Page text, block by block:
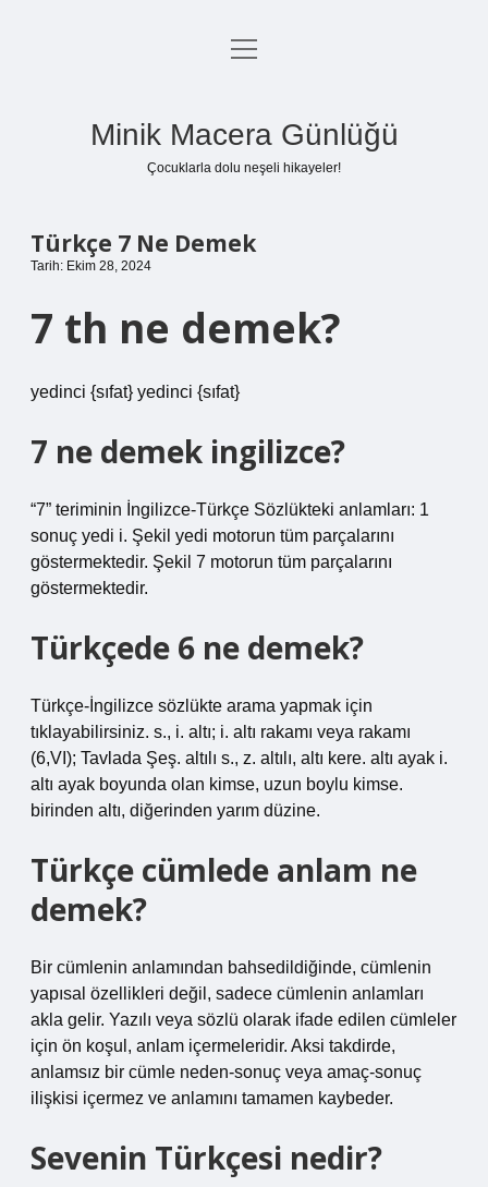
Anasayfa
menüyü
Minik Macera Günlüğü
Çocuklarla dolu neşeli hikayeler!
Türkçe 7 Ne Demek
Tarih: Ekim 28, 2024
7 th ne demek?
yedinci {sıfat} yedinci {sıfat}
7 ne demek ingilizce?
“7” teriminin İngilizce-Türkçe Sözlükteki anlamları: 1
sonuç yedi i. Şekil yedi motorun tüm parçalarını
göstermektedir. Şekil 7 motorun tüm parçalarını
göstermektedir.
Türkçede 6 ne demek?
Türkçe-İngilizce sözlükte arama yapmak için
tıklayabilirsiniz. s., i. altı; i. altı rakamı veya rakamı
(6,VI); Tavlada Şeş. altılı s., z. altılı, altı kere. altı ayak i.
altı ayak boyunda olan kimse, uzun boylu kimse.
birinden altı, diğerinden yarım düzine.
Türkçe cümlede anlam ne
demek?
Bir cümlenin anlamından bahsedildiğinde, cümlenin
yapısal özellikleri değil, sadece cümlenin anlamları
akla gelir. Yazılı veya sözlü olarak ifade edilen cümleler
için ön koşul, anlam içermeleridir. Aksi takdirde,
anlamsız bir cümle neden-sonuç veya amaç-sonuç
ilişkisi içermez ve anlamını tamamen kaybeder.
Sevenin Türkçesi nedir?